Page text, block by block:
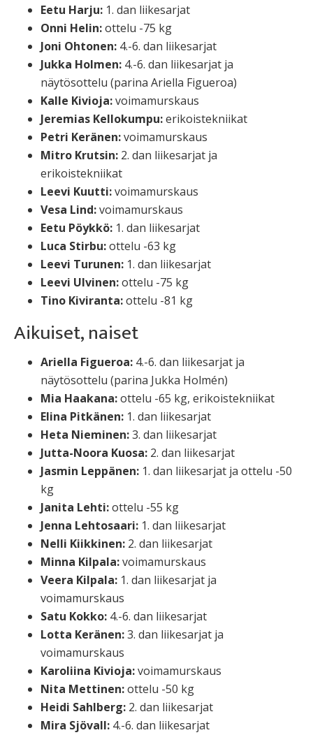
Eetu Harju: 1. dan liikesarjat
Onni Helin:ottelu -75 kg
Joni Ohtonen: 4.-6. dan liikesarjat
Jukka Holmen: 4.-6. dan liikesarjat ja
näytösottelu (parina Ariella Figueroa)
Kalle Kivioja:voimamurskaus
Jeremias Kellokumpu:erikoistekniikat
Petri Keränen:voimamurskaus
Mitro Krutsin: 2. dan liikesarjat ja
erikoistekniikat
Leevi Kuutti:voimamurskaus
Vesa Lind:voimamurskaus
Eetu Pöykkö: 1. dan liikesarjat
Luca Stirbu:ottelu -63 kg
Leevi Turunen: 1. dan liikesarjat
Leevi Ulvinen:ottelu -75 kg
Tino Kiviranta:ottelu -81 kg
Aikuiset, naiset
Ariella Figueroa: 4.-6. dan liikesarjat ja
näytösottelu (parina Jukka Holmén)
Mia Haakana:ottelu -65 kg, erikoistekniikat
Elina Pitkänen: 1. dan liikesarjat
Heta Nieminen:3. dan liikesarjat
Jutta-Noora Kuosa: 2. dan liikesarjat
Jasmin Leppänen: 1. dan liikesarjat ja ottelu -50
kg
Janita Lehti:ottelu -55 kg
Jenna Lehtosaari: 1. dan liikesarjat
Nelli Kiikkinen: 2. dan liikesarjat
Minna Kilpala:voimamurskaus
Veera Kilpala: 1. dan liikesarjat ja
voimamurskaus
Satu Kokko: 4.-6. dan liikesarjat
Lotta Keränen:3. dan liikesarjat ja
voimamurskaus
Karoliina Kivioja:voimamurskaus
Nita Mettinen:ottelu -50 kg
Heidi Sahlberg: 2. dan liikesarjat
Mira Sjövall: 4.-6. dan liikesarjat